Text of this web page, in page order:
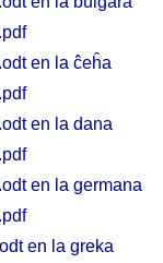
en la ĉeĥa
en la dana
en la germana
en la greka